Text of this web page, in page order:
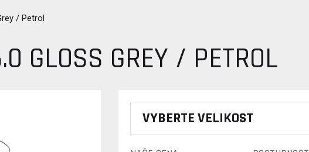
/ Petrol
GLOSS GREY / PETROL
VYBERTE VELIKOST